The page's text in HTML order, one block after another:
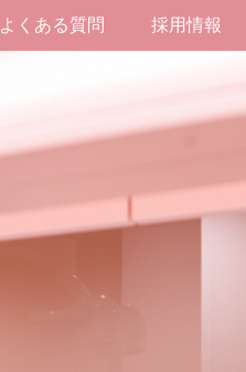
よくある質問 採用情報